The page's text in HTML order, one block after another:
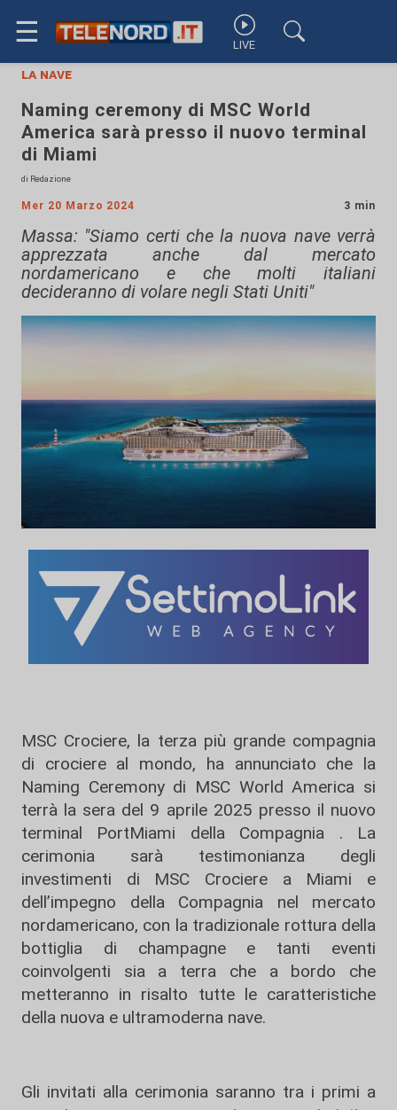
☰ LIVE
la nave
Naming ceremony di MSC World
America sarà presso il nuovo terminal
di Miami
di Redazione
Mer 20 Marzo 2024 3 min
Massa: "Siamo certi che la nuova nave verrà
apprezzata anche dal mercato
nordamericano e che molti italiani
decideranno di volare negli Stati Uniti"
MSC Crociere, la terza più grande compagnia
di crociere al mondo, ha annunciato che la
Naming Ceremony di MSC World America si
terrà la sera del 9 aprile 2025 presso il nuovo
terminal PortMiami della Compagnia . La
cerimonia sarà testimonianza degli
investimenti di MSC Crociere a Miami e
dell’impegno della Compagnia nel mercato
nordamericano, con la tradizionale rottura della
bottiglia di champagne e tanti eventi
coinvolgenti sia a terra che a bordo che
metteranno in risalto tutte le caratteristiche
della nuova e ultramoderna nave.
Gli invitati alla cerimonia saranno tra i primi a